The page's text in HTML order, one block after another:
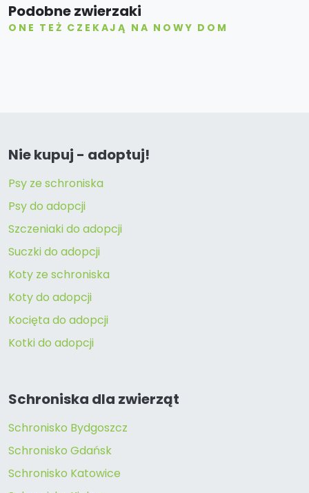
Podobne zwierzaki
ONE TEŻ CZEKAJĄ NA NOWY DOM
Nie kupuj - adoptuj!
Psy ze schroniska
Psy do adopcji
Szczeniaki do adopcji
Suczki do adopcji
Koty ze schroniska
Koty do adopcji
Kocięta do adopcji
Kotki do adopcji
Schroniska dla zwierząt
Schronisko Bydgoszcz
Schronisko Gdańsk
Schronisko Katowice